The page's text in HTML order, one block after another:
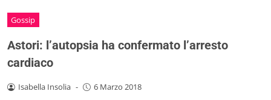
Gossip
Astori: l’autopsia ha confermato l’arresto
cardiaco
Isabella Insolia - 6 Marzo 2018